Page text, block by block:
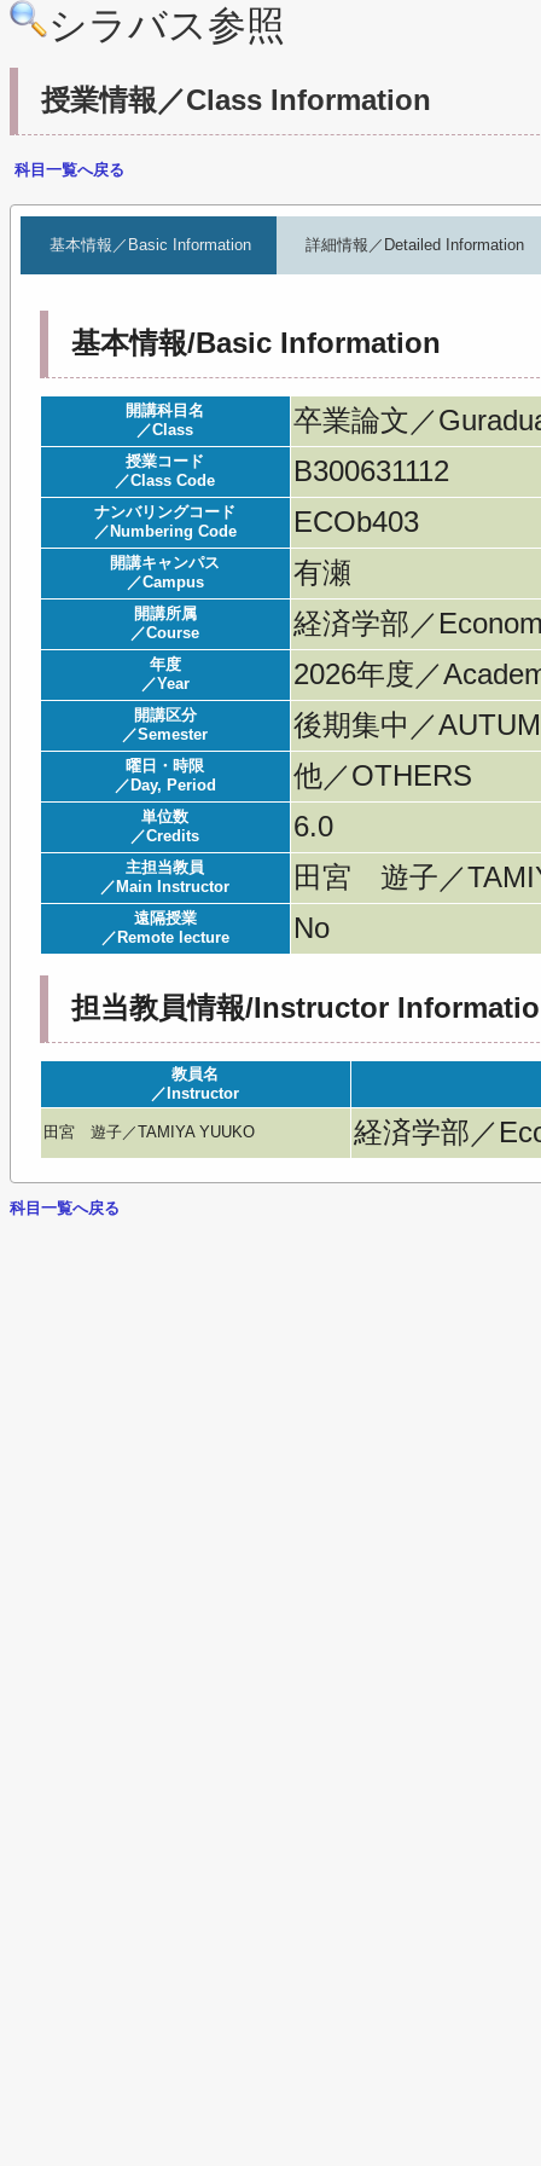
シラバス参照
授業情報／Class Information
科目一覧へ戻る
基本情報／Basic Information 詳細情報／Detailed Information
基本情報/Basic Information
開講科目名
／Class
卒業論文／
授業コード
／Class Code
B300631112
ナンバリングコード
／Numbering Code
ECOb403
開講キャンパス
／Campus
有瀬
開講所属
／Course
経済学部／
年度
／Year
2026年度／
開講区分
／Semester
後期集中／
曜日・時限
／Day, Period
他／OTHERS
単位数
／Credits
6.0
主担当教員
／Main Instructor
田宮 遊子／
遠隔授業
／Remote lecture
No
担当教員情報/Instructor
教員名
／Instructor
田宮 遊子／TAMIYA YUUKO 経済学部／
科目一覧へ戻る